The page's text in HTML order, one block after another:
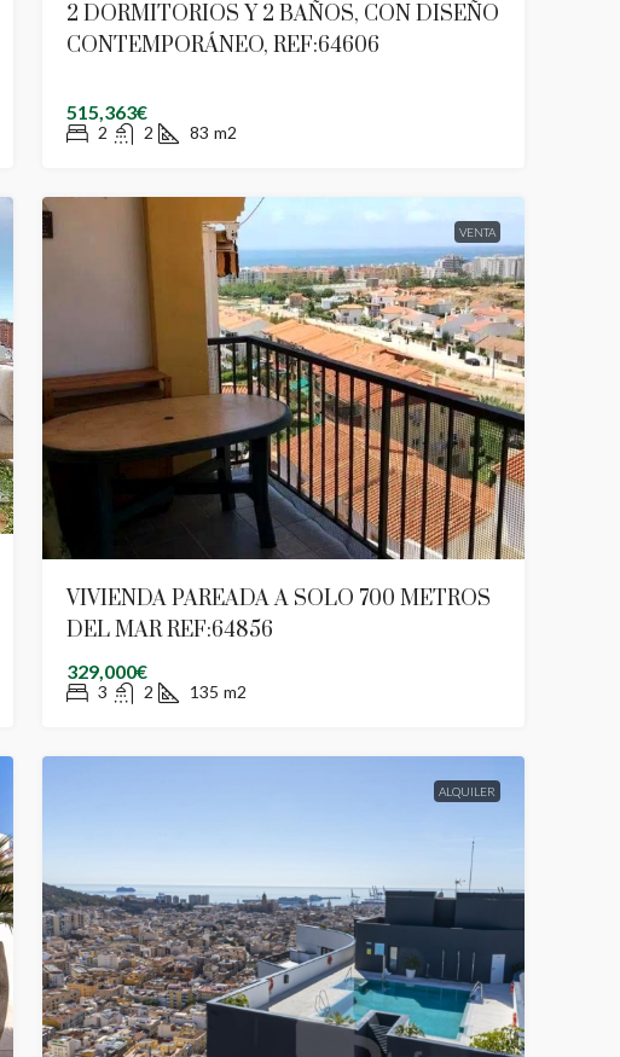
2 DORMITORIOS Y 2 BAÑOS, CON DISEÑO
CONTEMPORÁNEO, REF:64606
515,363€
2 2 83 m2
VENTA
VIVIENDA PAREADA A SOLO 700 METROS
DEL MAR REF:64856
329,000€
3 2 135 m2
ALQUILER